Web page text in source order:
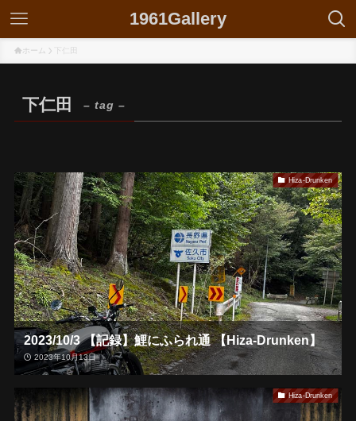
1961Gallery
ホーム 下仁田
下仁田 – tag –
Hiza-Drunken
2023/10/3 【記録】鯉にふられ通 【Hiza-Drunken】
2023年10月13日
Hiza-Drunken